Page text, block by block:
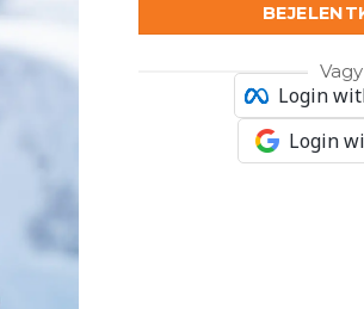
TERMÉKEK
Vagy
Login
Login